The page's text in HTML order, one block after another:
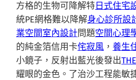
方格的生物可降解特日式住宅
統PE網格難以降解身心診所設
業空間室內設計問題空間心理
的純金箔信用卡侘寂風 ， 養生
小鏡子，反射出藍光後發出
耀眼的金色。了治沙工程能敏